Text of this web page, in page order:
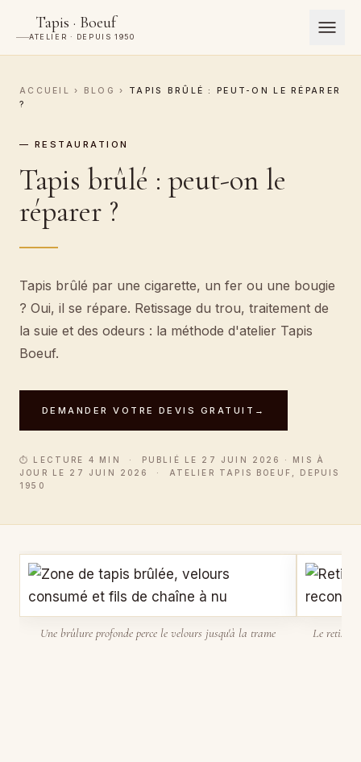
Tapis · Boeuf
ATELIER · DEPUIS 1950
ACCUEIL › BLOG ›
TAPIS BRÛLÉ : PEUT-ON LE RÉPARER
?
— RESTAURATION
Tapis brûlé : peut-on le
réparer ?
Tapis brûlé par une cigarette, un fer ou une bougie
? Oui, il se répare. Retissage du trou, traitement de
la suie et des odeurs : la méthode d'atelier Tapis
Boeuf.
DEMANDER VOTRE DEVIS GRATUIT →
⏱ LECTURE 4 MIN · PUBLIÉ LE 27 JUIN 2026 · MIS À
JOUR LE 27 JUIN 2026 · ATELIER TAPIS BOEUF, DEPUIS
1950
Une brûlure profonde perce le velours jusqu'à la trame Le